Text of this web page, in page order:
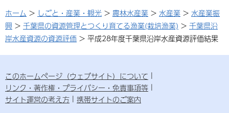
ホーム > しごと・産業・観光 > 農林水産業 > 水産業 > 水産業振
興 > 千葉県の資源管理とつくり育てる漁業(栽培漁業) > 千葉県沿
岸水産資源の資源評価 > 平成28年度千葉県沿岸水産資源評価結果
このホームページ（ウェブサイト）について
リンク・著作権・プライバシー・免責事項等
サイト運営の考え方
携帯サイトのご案内